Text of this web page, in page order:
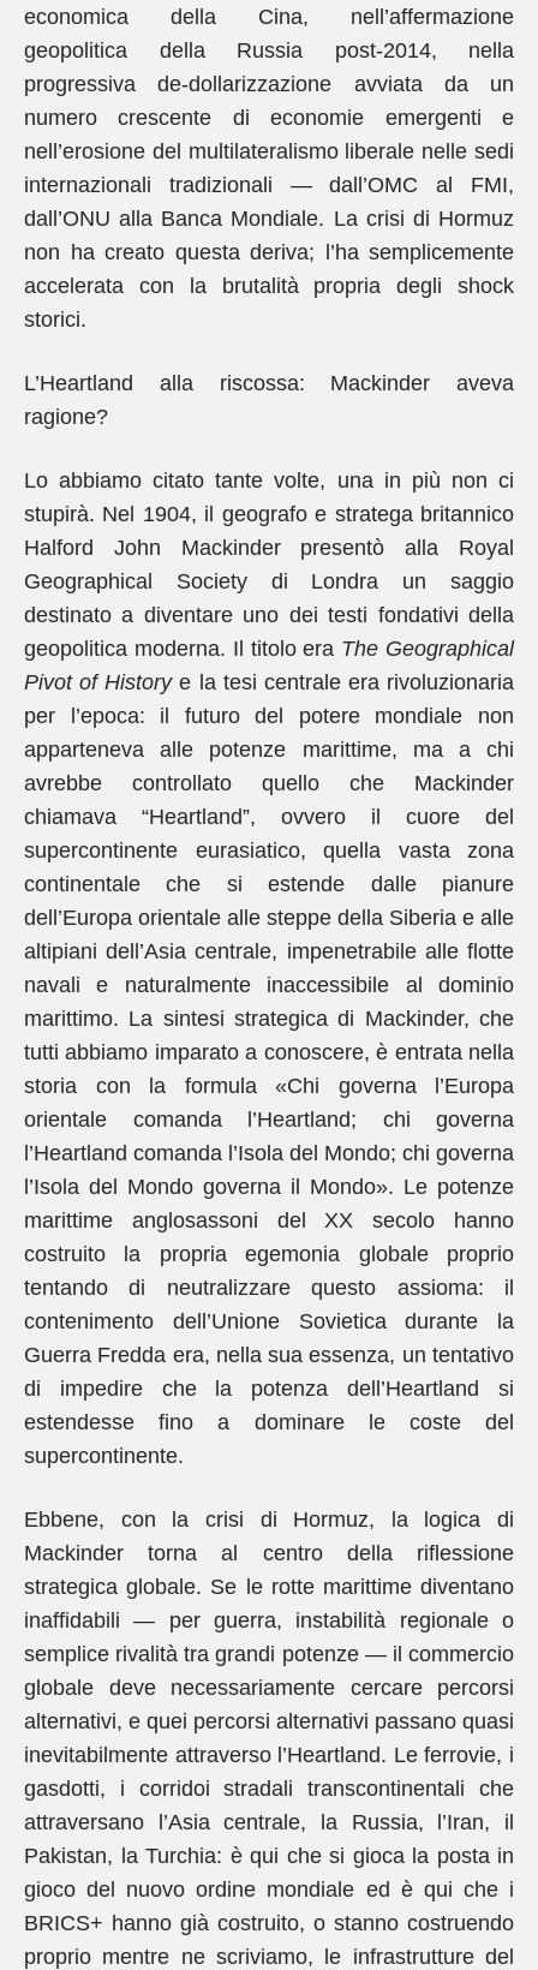
economica della Cina, nell’affermazione
geopolitica della Russia post-2014, nella
progressiva de-dollarizzazione avviata da un
numero crescente di economie emergenti e
nell’erosione del multilateralismo liberale nelle sedi
internazionali tradizionali — dall’OMC al FMI,
dall’ONU alla Banca Mondiale. La crisi di Hormuz
non ha creato questa deriva; l’ha semplicemente
accelerata con la brutalità propria degli shock
storici.
L’Heartland alla riscossa: Mackinder aveva
ragione?
Lo abbiamo citato tante volte, una in più non ci
stupirà. Nel 1904, il geografo e stratega britannico
Halford John Mackinder presentò alla Royal
Geographical Society di Londra un saggio
destinato a diventare uno dei testi fondativi della
geopolitica moderna. Il titolo era The Geographical
Pivot of Historye la tesi centrale era rivoluzionaria
per l’epoca: il futuro del potere mondiale non
apparteneva alle potenze marittime, ma a chi
avrebbe controllato quello che Mackinder
chiamava “Heartland”, ovvero il cuore del
supercontinente eurasiatico, quella vasta zona
continentale che si estende dalle pianure
dell’Europa orientale alle steppe della Siberia e alle
altipiani dell’Asia centrale, impenetrabile alle flotte
navali e naturalmente inaccessibile al dominio
marittimo. La sintesi strategica di Mackinder, che
tutti abbiamo imparato a conoscere, è entrata nella
storia con la formula «Chi governa l’Europa
orientale comanda l’Heartland; chi governa
l’Heartland comanda l’Isola del Mondo; chi governa
l’Isola del Mondo governa il Mondo». Le potenze
marittime anglosassoni del XX secolo hanno
costruito la propria egemonia globale proprio
tentando di neutralizzare questo assioma: il
contenimento dell’Unione Sovietica durante la
Guerra Fredda era, nella sua essenza, un tentativo
di impedire che la potenza dell’Heartland si
estendesse fino a dominare le coste del
supercontinente.
Ebbene, con la crisi di Hormuz, la logica di
Mackinder torna al centro della riflessione
strategica globale. Se le rotte marittime diventano
inaffidabili — per guerra, instabilità regionale o
semplice rivalità tra grandi potenze — il commercio
globale deve necessariamente cercare percorsi
alternativi, e quei percorsi alternativi passano quasi
inevitabilmente attraverso l’Heartland. Le ferrovie, i
gasdotti, i corridoi stradali transcontinentali che
attraversano l’Asia centrale, la Russia, l’Iran, il
Pakistan, la Turchia: è qui che si gioca la posta in
gioco del nuovo ordine mondiale ed è qui che i
BRICS+ hanno già costruito, o stanno costruendo
proprio mentre ne scriviamo, le infrastrutture del